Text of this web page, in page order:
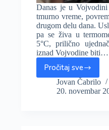
Danas je u
tmurno vreme,
drugom delu dana.
pa se živa u
5°C, prilično
iznad Vojvodine biti…
Pročitaj sve
Uz
zahlađenje
stižu
Jovan Čabrilo
20. novembar